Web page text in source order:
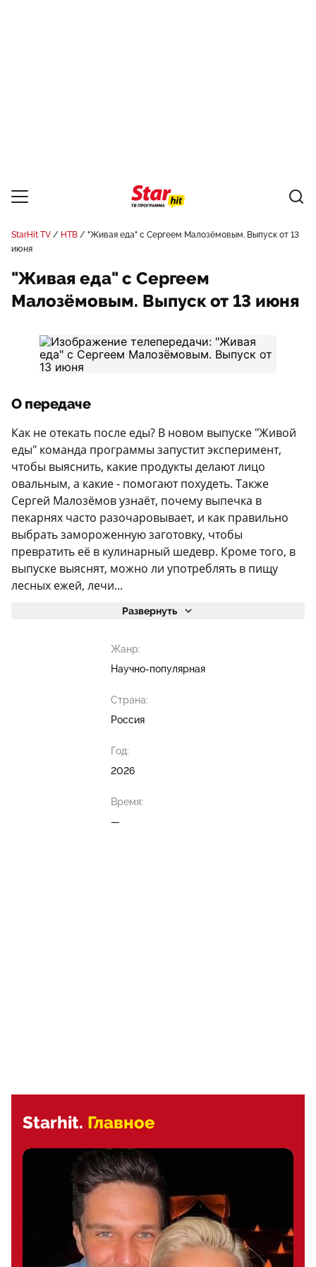
StarHit TV НТВ
"Живая еда" с Сергеем Малозёмовым. Выпуск от 13
июня
"Живая еда" с Сергеем
Малозёмовым. Выпуск от 13 июня
О передаче
Как не отекать после еды? В новом выпуске "Живой
еды" команда программы запустит эксперимент,
чтобы выяснить, какие продукты делают лицо
овальным, а какие - помогают похудеть. Также
Сергей Малозёмов узнаёт, почему выпечка в
пекарнях часто разочаровывает, и как правильно
выбрать замороженную заготовку, чтобы
превратить её в кулинарный шедевр. Кроме того, в
выпуске выяснят, можно ли употреблять в пищу
лесных ежей, лечи...
Развернуть
Жанр:
Научно-популярная
Страна:
Россия
Год:
2026
Время:
—
Starhit. Главное